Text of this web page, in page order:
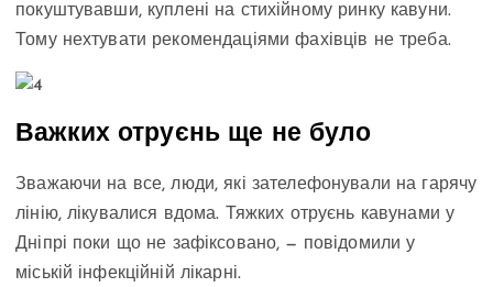
покуштувавши, куплені на стихійному ринку кавуни.
Тому нехтувати рекомендаціями фахівців не треба.
Важких отруєнь ще не було
Зважаючи на все, люди, які зателефонували на гарячу
лінію, лікувалися вдома. Тяжких отруєнь кавунами у
Дніпрі поки що не зафіксовано, — повідомили у
міській інфекційній лікарні.